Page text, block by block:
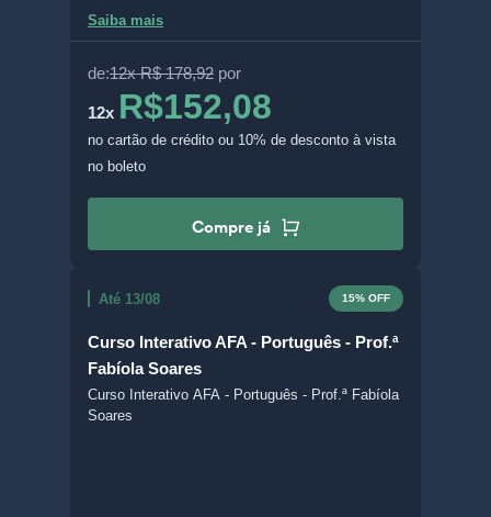
e fazer questões no próprio material, acompanhar
suas estatísticas de desenvolvimento, deixar
RESUMOS com apenas um clique.
Saiba mais
de:12x R$ 178,92 por
12x R$152,08
no cartão de crédito ou 10% de desconto à vista
no boleto
Compre já
Até 13/08 15% OFF
Curso Interativo AFA - Português - Prof.ª
Fabíola Soares
Curso Interativo AFA - Português - Prof.ª Fabíola
Soares